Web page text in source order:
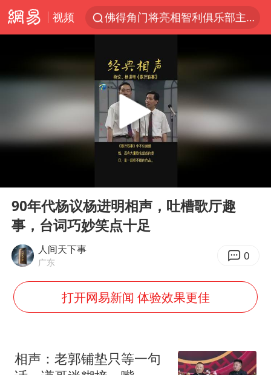
视频
佛得角门将亮相智利俱乐部主场
看守所辅警收受10万获刑1年
U17国足1分钟轰2球
法国将禁止“未经同意的电话营销”
今年已有4位周星驰电影配角去世
“China Cool”成海外热词
把党建设得更加坚强有力
五粮液渠道价一箱上涨近百元
CIA被曝已秘密设立古巴工作组
Play
90年代杨议杨进明相声，吐槽歌厅趣
事，台词巧妙笑点十足
人间天下事
广东 0
打开网易新闻 体验效果更佳
相声：老郭铺垫只等一句